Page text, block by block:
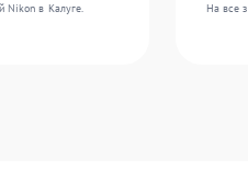
Nikon в Калуге.
На все